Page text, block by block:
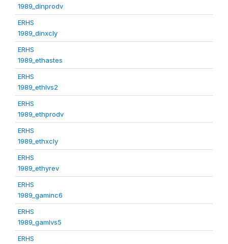
1989_dinprodv
ERHS
1989_dinxcly
ERHS
1989_ethastes
ERHS
1989_ethlvs2
ERHS
1989_ethprodv
ERHS
1989_ethxcly
ERHS
1989_ethyrev
ERHS
1989_gaminc6
ERHS
1989_gamlvs5
ERHS